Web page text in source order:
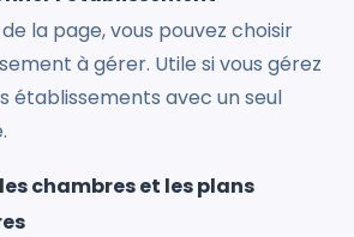
la page, vous pouvez choisir
à gérer. Utile si vous gérez
établissements avec un seul
chambres et les plans